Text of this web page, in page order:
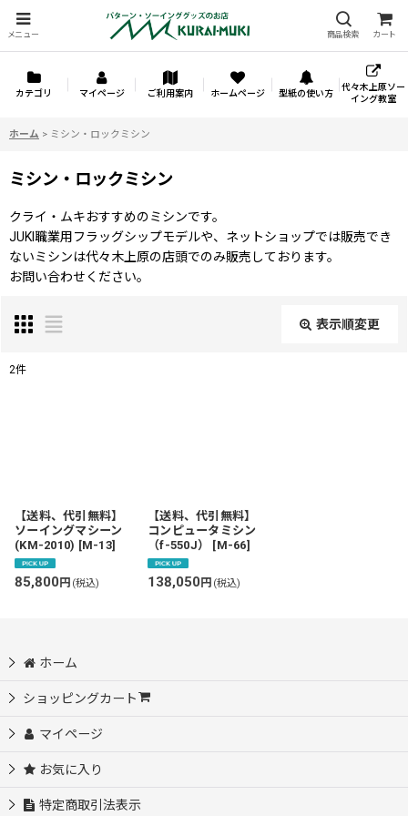
メニュー 商品検索 カート
カテゴリ マイページ ご利用案内 ホームページ 型紙の使い方
代々木上原ソー
イング教室
ホーム > ミシン・ロックミシン
ミシン・ロックミシン
クライ・ムキおすすめのミシンです。
JUKI職業用フラッグシップモデルや、ネットショップでは販売でき
ないミシンは代々木上原の店頭でのみ販売しております。
お問い合わせください。
表示順変更
絞り込む
2件
【送料、代引無料】
ソーイングマシーン
(KM-2010) [M-13]
85,800円 (税込)
【送料、代引無料】
コンピュータミシン
（f-550J）
[M-66]
138,050円 (税込)
ホーム
ショッピングカート
マイページ
お気に入り
特定商取引法表示